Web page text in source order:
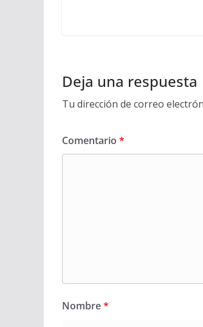
Deja una respuesta
Tu dirección de correo
Comentario *
Nombre*